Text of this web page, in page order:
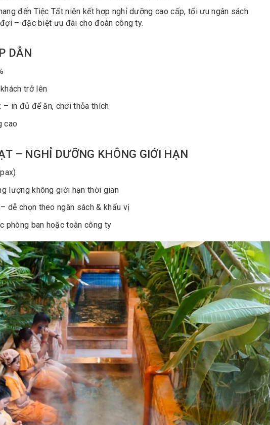
đến Tiệc Tất niên kết hợp nghỉ dưỡng cao cấp, tối ưu ngân sách
– đặc biệt ưu đãi cho đoàn công ty.
DẪN
trở lên
– in đủ để ăn, chơi thỏa thích
cao
– NGHỈ DƯỠNG KHÔNG GIỚI HẠN
lượng không giới hạn thời gian
dễ chọn theo ngân sách & khẩu vị
phòng ban hoặc toàn công ty